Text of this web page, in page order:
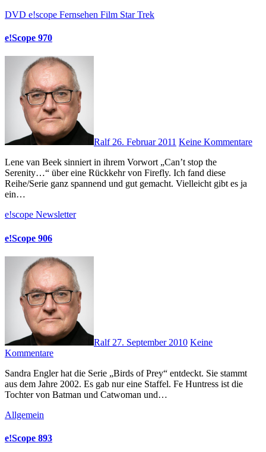
DVD e!scope Fernsehen Film Star Trek
e!Scope 970
Ralf26. Februar 2011 Keine Kommentare
Lene van Beek sinniert in ihrem Vorwort „Can’t stop the
Serenity…“ über eine Rückkehr von Firefly. Ich fand diese
Reihe/Serie ganz spannend und gut gemacht. Vielleicht gibt es ja
ein…
e!scope Newsletter
e!Scope 906
Ralf 27. September 2010 Keine
Kommentare
Sandra Engler hat die Serie „Birds of Prey“ entdeckt. Sie stammt
aus dem Jahre 2002. Es gab nur eine Staffel. Fe Huntress ist die
Tochter von Batman und Catwoman und…
Allgemein
e!Scope 893